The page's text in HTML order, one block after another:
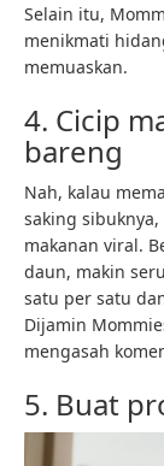
Selain itu,
menikmati
memuaskan.
4. Cicip
bareng
Nah, kalau
saking
makanan viral.
daun, makin
satu per satu
Dijamin
mengasah
5. Buat